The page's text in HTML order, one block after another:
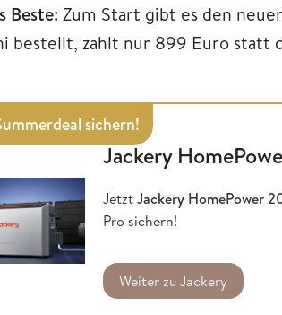
Beste: Zum Start gibt es den
bestellt, zahlt nur 899 Euro statt
sichern!
Jackery
JetztJackery HomePower
Pro sichern!
Weiter zu Jackery